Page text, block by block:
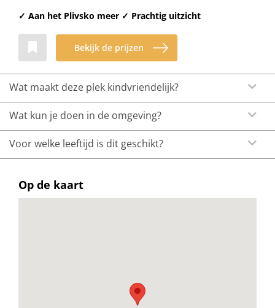
✓ Aan het Plivsko meer ✓ Prachtig uitzicht
Bekijk de prijzen
Wat maakt deze plek kindvriendelijk?
Wat kun je doen in de omgeving?
Voor welke leeftijd is dit geschikt?
Op de kaart